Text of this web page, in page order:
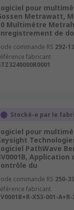
pour
Metrawatt,
Multimètre
de
commande RS 292-
fabricant
Stocké-e par le
pour
PathWave
Application
du
commande RS 250-
fabricant
X53-001-